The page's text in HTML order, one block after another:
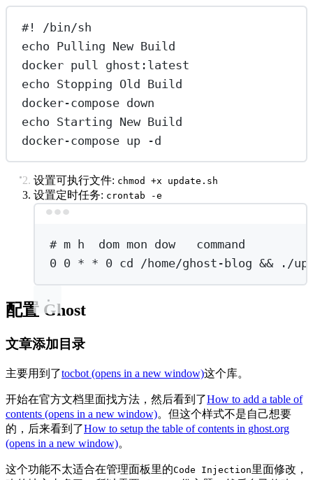
#! /bin/sh
echo Pulling New Build
docker pull
ghost:latest
echo Stopping Old Build
docker-compose down
echo Starting New Build
docker-compose up -d
设置可执行文件: chmod +x update.sh
设置定时任务: crontab -e
# m h  dom mon dow   command
0 0 * * 0 cd /home/ghost-blog && ./
配置 Ghost
文章添加目录
主要用到了tocbot (opens in a new window)这个库。
开始在官方文档里面找方法，然后看到了How to add a table of
contents (opens in a new window)。但这个样式不是自己想要
的，后来看到了How to setup the table of contents in ghost.org
(opens in a new window)。
这个功能不太适合在管理面板里的Code Injection里面修改，